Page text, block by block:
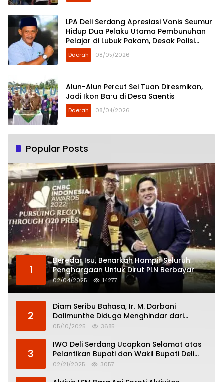
LPA Deli Serdang Apresiasi Vonis Seumur
Hidup Dua Pelaku Utama Pembunuhan
Pelajar di Lubuk Pakam, Desak Polisi
Segera Tangkap DPO
Daerah 08/05/2026
Alun-Alun Percut Sei Tuan Diresmikan,
Jadi Ikon Baru di Desa Saentis
Daerah 08/04/2026
Popular Posts
1
Beredar Isu, Benarkah Hampir Seluruh
Penghargaan Untuk Dirut PLN Berbayar
02/04/2025 14277
2
Diam Seribu Bahasa, Ir. M. Darbani
Dalimunthe Diduga Menghindar dari
Pertanggungjawaban Politik
05/10/2025 3685
3
IWO Deli Serdang Ucapkan Selamat atas
Pelantikan Bupati dan Wakil Bupati Deli
Serdang
02/21/2025 3057